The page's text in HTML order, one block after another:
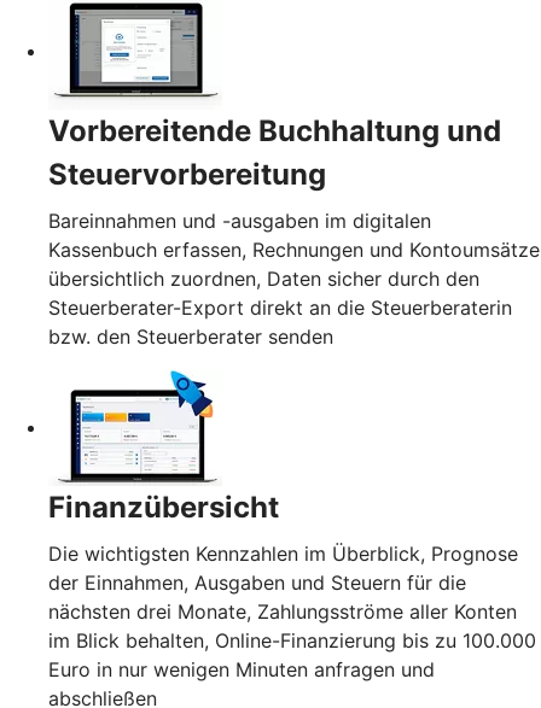
Vorbereitende Buchhaltung und
Steuervorbereitung
Bareinnahmen und -ausgaben im digitalen
Kassenbuch erfassen, Rechnungen und Kontoumsätze
übersichtlich zuordnen, Daten sicher durch den
Steuerberater-Export direkt an die Steuerberaterin
bzw. den Steuerberater senden
Finanzübersicht
Die wichtigsten Kennzahlen im Überblick, Prognose
der Einnahmen, Ausgaben und Steuern für die
nächsten drei Monate, Zahlungsströme aller Konten
im Blick behalten, Online-Finanzierung bis zu 100.000
Euro in nur wenigen Minuten anfragen und
abschließen